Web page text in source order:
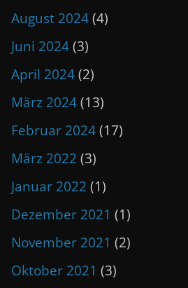
August 2024(4)
Juni 2024(3)
April 2024(2)
März 2024(13)
Februar 2024(17)
März 2022 (3)
Januar 2022 (1)
Dezember 2021 (1)
November 2021 (2)
Oktober 2021 (3)